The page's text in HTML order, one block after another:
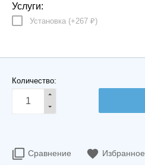
Услуги:
Установка (+267 ₽)
Количество:
Сравнение Избранное